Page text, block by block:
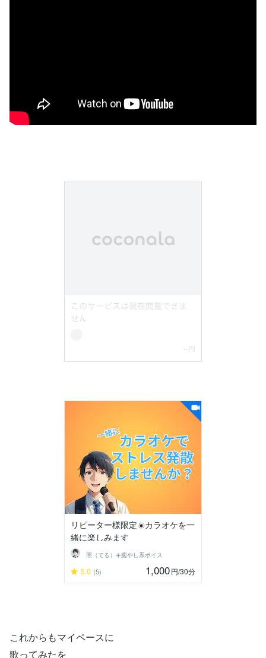
リピーター様限定☀️カラオケを一
緒に楽しみます
照（てる）☀️癒やし系ボイス
5.0 (5) 1,000円/30分
これからもマイペースに
歌ってみたを